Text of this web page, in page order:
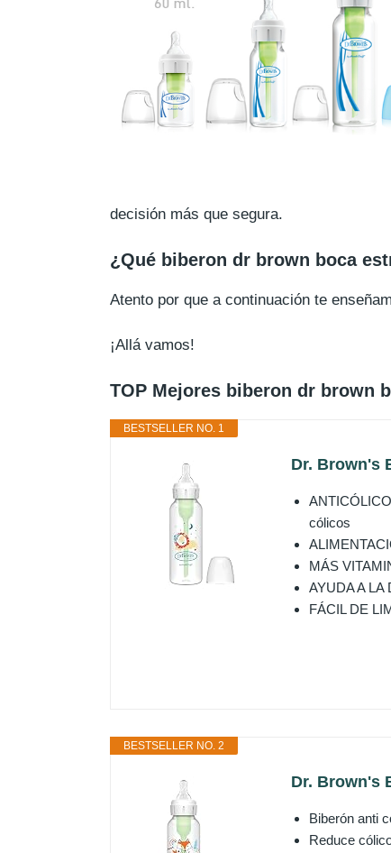
decisión más que segura.
¿Qué biberon dr brown boca
Atento por que a continuación te
¡Allá vamos!
TOP Mejores biberon dr brown
BESTSELLER NO. 1
Dr. Brown's
cólicos
MÁS
AYUDA A LA
FÁCIL DE
BESTSELLER NO. 2
Dr. Brown's
Biberón anti
Reduce